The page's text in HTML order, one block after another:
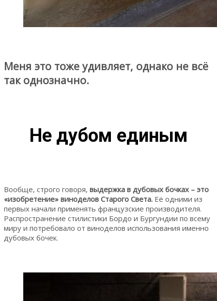
Меня это тоже удивляет, однако не всё
так однозначно.
Не дубом единым
Вообще, строго говоря, выдержка в дубовых бочках – это
«изобретение» виноделов Старого Света. Её одними из
первых начали применять французские производителя.
Распространение стилистики Бордо и Бургундии по всему
миру и потребовало от виноделов использования именно
дубовых бочек.